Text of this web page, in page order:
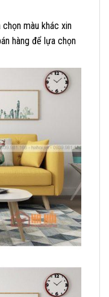
chọn màu khác xin
hàng để lựa chọn